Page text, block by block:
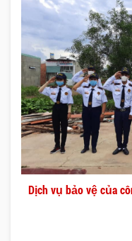
Dịch vụ bảo vệ của